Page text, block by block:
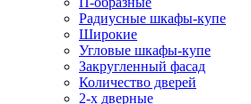
Радиусные шкафы-купе
Широкие
Угловые шкафы-купе
Закругленный фасад
Количество дверей
2-х дверные